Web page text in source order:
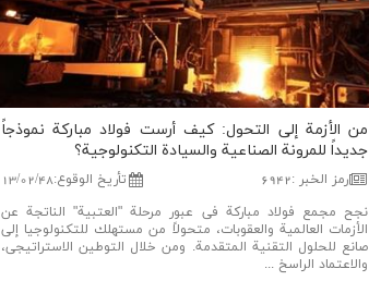
من الأزمة إلی التحول: كیف أرست فولاد مباركة نموذجاً
جدیداً للمرونة الصناعیة والسیادة التكنولوجیة؟
رمز الخبر :
6942 تأریخ الوقوع:
13/02/48
نجح مجمع فولاد مباركة في عبور مرحلة "العتبية" الناتجة عن
الأزمات العالمية والعقوبات، متحولاً من مستهلك للتكنولوجيا إلى
صانع للحلول التقنية المتقدمة. ومن خلال التوطين الاستراتيجي،
والاعتماد الراسخ ...